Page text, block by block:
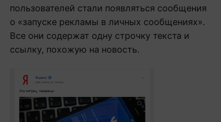
пользователей стали появляться сообщения
о «запуске рекламы в личных сообщениях».
Все они содержат одну строчку текста и
ссылку, похожую на новость.